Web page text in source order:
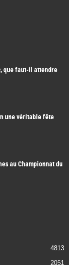
que faut-il attendre
une véritable fête
au Championnat du
4813
2051